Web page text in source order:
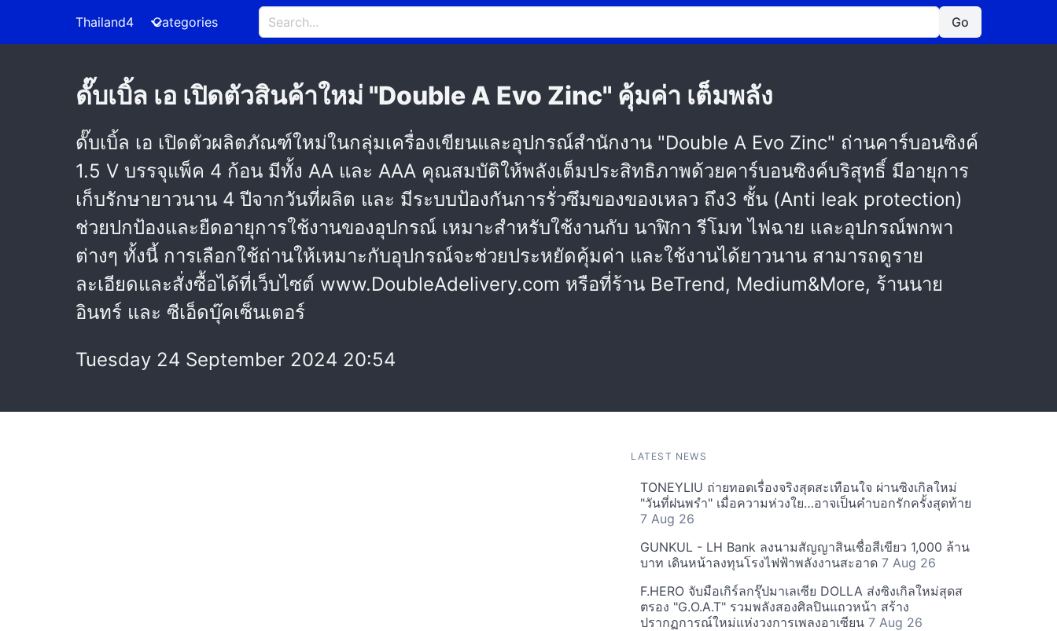
Thailand4 Categories Go
ดั๊บเบิ้ล เอ เปิดตัวสินค้าใหม่ "Double A Evo Zinc" คุ้มค่า เต็มพลัง
ดั๊บเบิ้ล เอ เปิดตัวผลิตภัณฑ์ใหม่ในกลุ่มเครื่องเขียนและอุปกรณ์สำนักงาน "Double A Evo Zinc" ถ่านคาร์บอนซิงค์
1.5 V บรรจุแพ็ค 4 ก้อน มีทั้ง AA และ AAA คุณสมบัติให้พลังเต็มประสิทธิภาพด้วยคาร์บอนซิงค์บริสุทธิ์ มีอายุการ
เก็บรักษายาวนาน 4 ปีจากวันที่ผลิต และ มีระบบป้องกันการรั่วซึมของของเหลว ถึง3 ชั้น (Anti leak protection)
ช่วยปกป้องและยืดอายุการใช้งานของอุปกรณ์ เหมาะสำหรับใช้งานกับ นาฬิกา รีโมท ไฟฉาย และอุปกรณ์พกพา
ต่างๆ ทั้งนี้ การเลือกใช้ถ่านให้เหมาะกับอุปกรณ์จะช่วยประหยัดคุ้มค่า และใช้งานได้ยาวนาน สามารถดูราย
ละเอียดและสั่งซื้อได้ที่เว็บไซต์ www.DoubleAdelivery.com หรือที่ร้าน BeTrend, Medium&More, ร้านนาย
อินทร์ และ ซีเอ็ดบุ๊คเซ็นเตอร์
Tuesday 24 September 2024 20:54
LATEST NEWS
TONEYLIU ถ่ายทอดเรื่องจริงสุดสะเทือนใจ ผ่านซิงเกิลใหม่
"วันที่ฝนพรำ" เมื่อความห่วงใย…อาจเป็นคำบอกรักครั้งสุดท้าย
7 Aug 26
GUNKUL - LH Bank ลงนามสัญญาสินเชื่อสีเขียว 1,000 ล้าน
บาท เดินหน้าลงทุนโรงไฟฟ้าพลังงานสะอาด 7 Aug 26
F.HERO จับมือเกิร์ลกรุ๊ปมาเลเซีย DOLLA ส่งซิงเกิลใหม่สุดส
ตรอง "G.O.A.T" รวมพลังสองศิลปินแถวหน้า สร้าง
ปรากฏการณ์ใหม่แห่งวงการเพลงอาเซียน 7 Aug 26